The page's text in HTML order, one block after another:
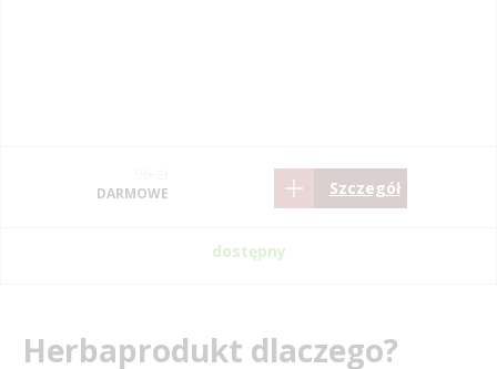
DARMOWE Szczegół
dostępny
Herbaprodukt dlaczego?